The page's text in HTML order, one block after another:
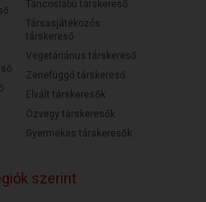
Táncoslábú társkereső
Társasjátékozós
társkereső
Vegetáriánus társkereső
Zenefüggő társkereső
Elvált társkeresők
Özvegy társkeresők
Gyermekes társkeresők
szerint